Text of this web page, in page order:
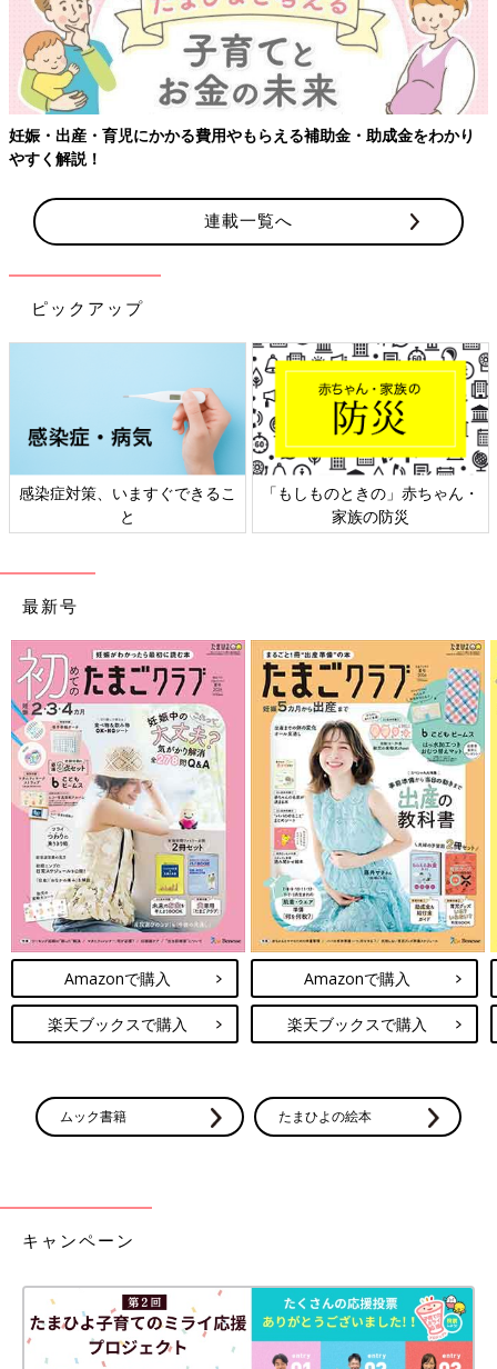
妊娠・出産・育児にかかる費用やもらえる補助金・助成金をわかり
やすく解説！
連載一覧へ
ピックアップ
感染症対策、いますぐできるこ
と
「もしものときの」赤ちゃん・
家族の防災
最新号
Amazonで購入
楽天ブックスで購入
Amazonで購入
楽天ブックスで購入
ムック書籍 たまひよの絵本
キャンペーン